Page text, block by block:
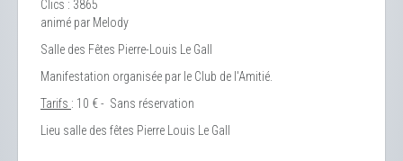
Clics : 3865
animé par Melody
Salle des Fêtes Pierre-Louis Le Gall
Manifestation organisée par le Club de l'Amitié.
Tarifs : 10 € - Sans réservation
Lieu salle des fêtes Pierre Louis Le Gall